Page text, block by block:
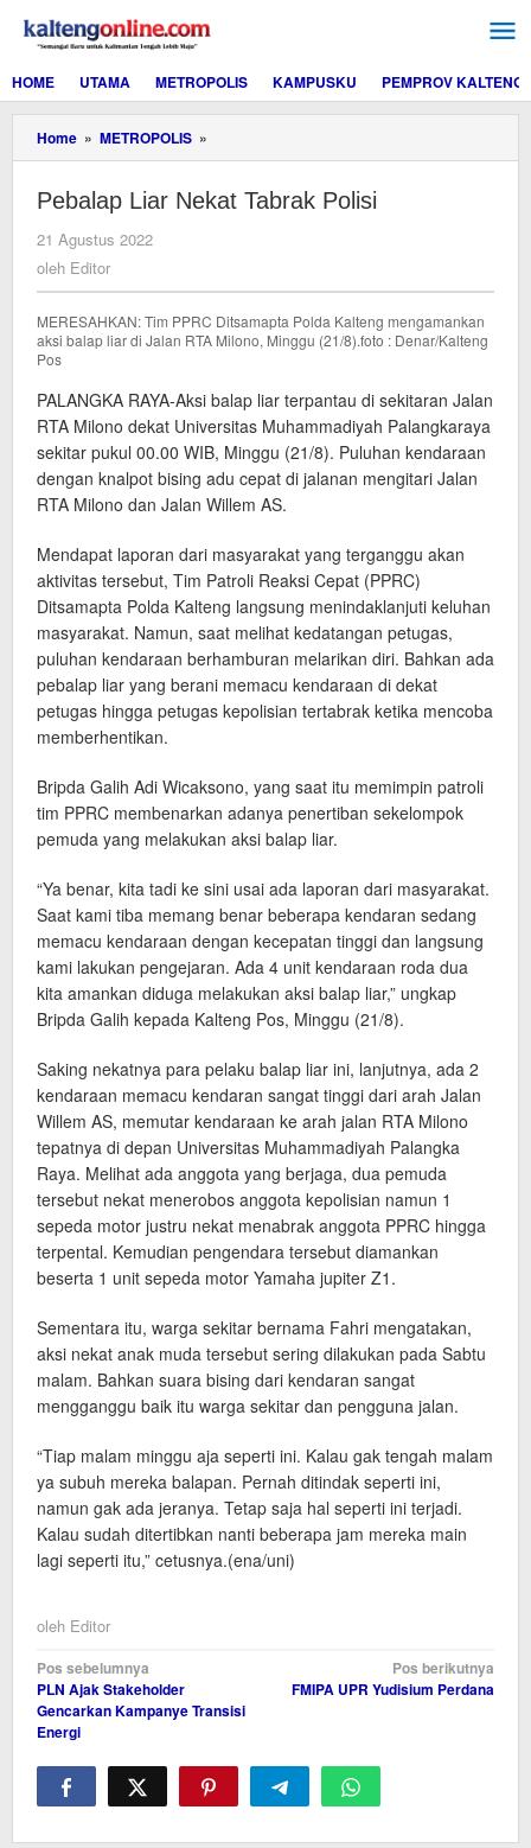
konten
HOME
UTAMA METROPOLIS KAMPUSKU PEMPROV KALTENG
Home » METROPOLIS »
Liar
Tabrak
Pebalap Liar Nekat Tabrak Polisi
21 Agustus 2022
oleh Editor
MERESAHKAN: Tim PPRC Ditsamapta Polda Kalteng mengamankan
aksi balap liar di Jalan RTA Milono, Minggu (21/8).foto : Denar/Kalteng
Pos
PALANGKA RAYA-Aksi balap liar terpantau di sekitaran Jalan
RTA Milono dekat Universitas Muhammadiyah Palangkaraya
sekitar pukul 00.00 WIB, Minggu (21/8). Puluhan kendaraan
dengan knalpot bising adu cepat di jalanan mengitari Jalan
RTA Milono dan Jalan Willem AS.
Mendapat laporan dari masyarakat yang terganggu akan
aktivitas tersebut, Tim Patroli Reaksi Cepat (PPRC)
Ditsamapta Polda Kalteng langsung menindaklanjuti keluhan
masyarakat. Namun, saat melihat kedatangan petugas,
puluhan kendaraan berhamburan melarikan diri. Bahkan ada
pebalap liar yang berani memacu kendaraan di dekat
petugas hingga petugas kepolisian tertabrak ketika mencoba
memberhentikan.
Bripda Galih Adi Wicaksono, yang saat itu memimpin patroli
tim PPRC membenarkan adanya penertiban sekelompok
pemuda yang melakukan aksi balap liar.
“Ya benar, kita tadi ke sini usai ada laporan dari masyarakat.
Saat kami tiba memang benar beberapa kendaran sedang
memacu kendaraan dengan kecepatan tinggi dan langsung
kami lakukan pengejaran. Ada 4 unit kendaraan roda dua
kita amankan diduga melakukan aksi balap liar,” ungkap
Bripda Galih kepada Kalteng Pos, Minggu (21/8).
Saking nekatnya para pelaku balap liar ini, lanjutnya, ada 2
kendaraan memacu kendaran sangat tinggi dari arah Jalan
Willem AS, memutar kendaraan ke arah jalan RTA Milono
tepatnya di depan Universitas Muhammadiyah Palangka
Raya. Melihat ada anggota yang berjaga, dua pemuda
tersebut nekat menerobos anggota kepolisian namun 1
sepeda motor justru nekat menabrak anggota PPRC hingga
terpental. Kemudian pengendara tersebut diamankan
beserta 1 unit sepeda motor Yamaha jupiter Z1.
Sementara itu, warga sekitar bernama Fahri mengatakan,
aksi nekat anak muda tersebut sering dilakukan pada Sabtu
malam. Bahkan suara bising dari kendaran sangat
mengganggu baik itu warga sekitar dan pengguna jalan.
“Tiap malam minggu aja seperti ini. Kalau gak tengah malam
ya subuh mereka balapan. Pernah ditindak seperti ini,
namun gak ada jeranya. Tetap saja hal seperti ini terjadi.
Kalau sudah ditertibkan nanti beberapa jam mereka main
lagi seperti itu,” cetusnya.(ena/uni)
oleh Editor
Navigasi
pos
Pos sebelumnya
PLN Ajak Stakeholder
Gencarkan Kampanye Transisi
Energi
Pos berikutnya
FMIPA UPR Yudisium Perdana